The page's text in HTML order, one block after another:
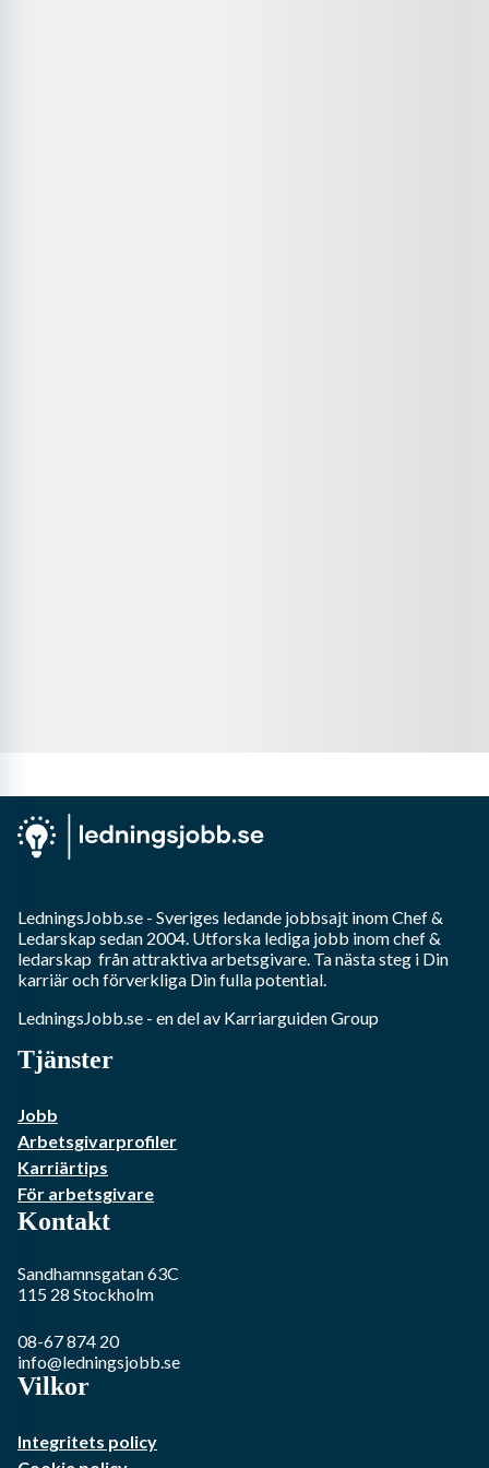
LedningsJobb.se - Sveriges ledande jobbsajt inomChef &
Ledarskapsedan 2004. Utforska lediga jobb inomchef &
ledarskap från attraktiva arbetsgivare. Ta nästa steg i Din
karriär och förverkliga Din fulla potential.
LedningsJobb.se - en del av Karriarguiden Group
Tjänster
Jobb
Arbetsgivarprofiler
Karriärtips
För arbetsgivare
Kontakt
Sandhamnsgatan 63C
115 28 Stockholm
08-67 874 20
info@ledningsjobb.se
Vilkor
Integritets policy